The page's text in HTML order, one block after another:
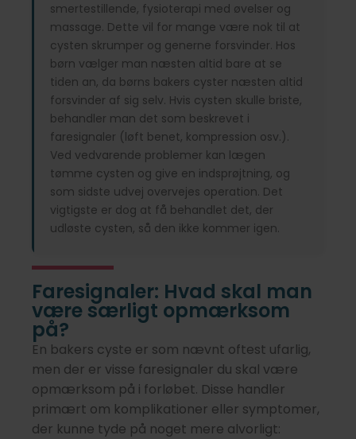
smertestillende, fysioterapi med øvelser og
massage. Dette vil for mange være nok til at
cysten skrumper og generne forsvinder. Hos
børn vælger man næsten altid bare at se
tiden an, da børns bakers cyster næsten altid
forsvinder af sig selv. Hvis cysten skulle briste,
behandler man det som beskrevet i
faresignaler (løft benet, kompression osv.).
Ved vedvarende problemer kan lægen
tømme cysten og give en indsprøjtning, og
som sidste udvej overvejes operation. Det
vigtigste er dog at få behandlet det, der
udløste cysten, så den ikke kommer igen.
Faresignaler: Hvad skal man
være særligt opmærksom
på?
En bakers cyste er som nævnt oftest ufarlig,
men der er visse faresignaler du skal være
opmærksom på i forløbet. Disse handler
primært om komplikationer eller symptomer,
der kunne tyde på noget mere alvorligt: